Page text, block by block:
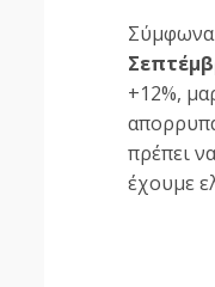
Σύμφωνα
+12%,
πρέπει
έχουμε